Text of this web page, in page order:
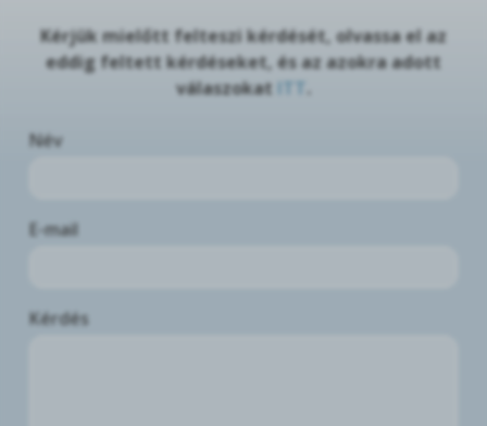
Kérjük mielőtt felteszi kérdését, olvassa el az
eddig feltett kérdéseket, és az azokra adott
válaszokat
Név
E-mail
Kérdés